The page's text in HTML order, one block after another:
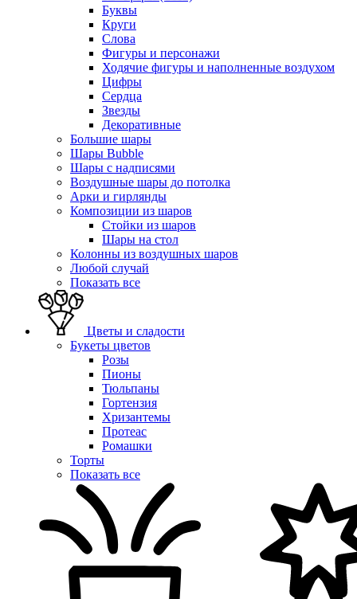
Буквы
Круги
Слова
Фигуры и персонажи
Ходячие фигуры и наполненные воздухом
Цифры
Сердца
Звезды
Декоративные
Большие шары
Шары Bubble
Шары с надписями
Воздушные шары до потолка
Арки и гирлянды
Композиции из шаров
Стойки из шаров
Шары на стол
Колонны из воздушных шаров
Любой случай
Показать все
Цветы и сладости
Букеты цветов
Розы
Пионы
Тюльпаны
Гортензия
Хризантемы
Протеас
Ромашки
Торты
Показать все